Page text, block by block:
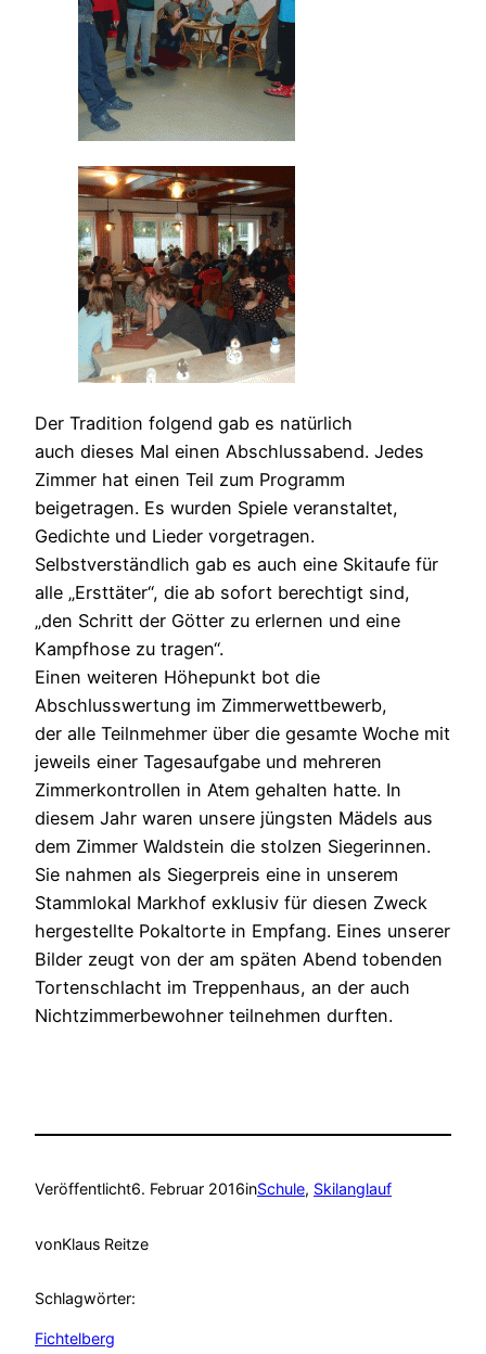
Der Tradition folgend gab es natürlich
auch dieses Mal einen Abschlussabend. Jedes
Zimmer hat einen Teil zum Programm
beigetragen. Es wurden Spiele veranstaltet,
Gedichte und Lieder vorgetragen.
Selbstverständlich gab es auch eine Skitaufe für
alle „Ersttäter“, die ab sofort berechtigt sind,
„den Schritt der Götter zu erlernen und eine
Kampfhose zu tragen“.
Einen weiteren Höhepunkt bot die
Abschlusswertung im Zimmerwettbewerb,
der alle Teilnmehmer über die gesamte Woche mit
jeweils einer Tagesaufgabe und mehreren
Zimmerkontrollen in Atem gehalten hatte. In
diesem Jahr waren unsere jüngsten Mädels aus
dem Zimmer Waldstein die stolzen Siegerinnen.
Sie nahmen als Siegerpreis eine in unserem
Stammlokal Markhof exklusiv für diesen Zweck
hergestellte Pokaltorte in Empfang. Eines unserer
Bilder zeugt von der am späten Abend tobenden
Tortenschlacht im Treppenhaus, an der auch
Nichtzimmerbewohner teilnehmen durften.
Veröffentlicht6. Februar 2016inSchule, Skilanglauf
vonKlaus Reitze
Schlagwörter:
Fichtelberg